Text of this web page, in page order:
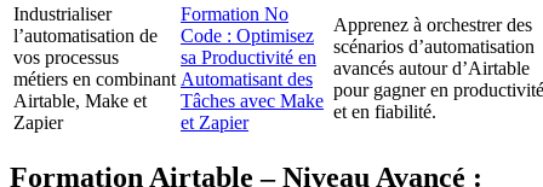
Industrialiser
l’automatisation de
vos processus
métiers en combinant
Airtable, Make et
Zapier
Formation No
Code : Optimisez
sa Productivité en
Automatisant des
Tâches avec Make
et Zapier
Apprenez à orchestrer des
scénarios d’automatisation
avancés autour d’Airtable
pour gagner en productivité
et en fiabilité.
Formation Airtable – Niveau Avancé :